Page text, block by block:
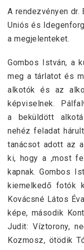
A rendezvényen dr.
Uniós és
a megjelenteket.
Gombos István, a
meg a tárlatot és
alkotók és az
képviselnek.
a beküldött
nehéz feladat
tanácsot adott az
ki, hogy a ,most
kapnak. Gombos
kiemelkedő fotók
Kovácsné Látos
képe, második
Judit: Víztorony,
Kozmosz, ötödik